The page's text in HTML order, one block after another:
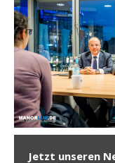
Jetzt unseren